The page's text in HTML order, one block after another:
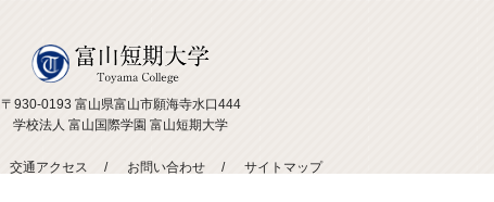
〒930-0193 富山県富山市願海寺水口444
学校法人 富山国際学園 富山短期大学
交通アクセス お問い合わせ サイトマップ